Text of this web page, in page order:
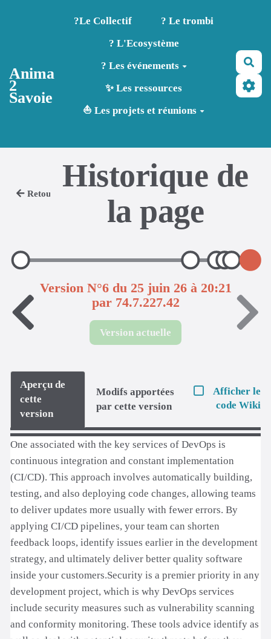
Aller au contenu principal
Anima
2
Savoie
?️Le Collectif
? Le trombi
? L'Ecosystème
? Les événements
✨ Les ressources
⛵ Les projets et réunions
Retour
Historique de
la page
Version N°6 du 25 juin 26 à 20:21
par 74.7.227.42
Version actuelle
Aperçu de
cette
version
Modifs apportées
par cette version
Afficher le
code Wiki